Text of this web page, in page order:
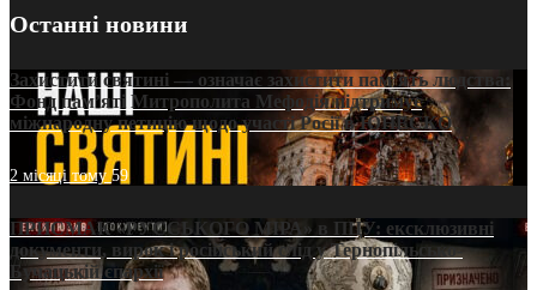
Останні новини
Захистити святині — означає захистити пам’ять людства:
Фонд пам’яті Митрополита Мефодія підтримує
міжнародну петицію щодо участі Росії в ЮНЕСКО
2 місяці тому59
ПРИСМАК «РУССЬКОГО МІРА» в ПЦУ: ексклюзивні
документи, вирок і російський слід у Тернопільсько-
Бучацькій єпархії